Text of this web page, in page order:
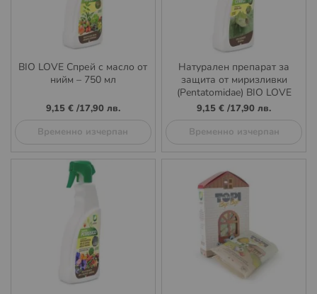
BIO LOVE Спрей с масло от
нийм – 750 мл
9,15 €/17,90 лв.
Временно изчерпан
Натурален препарат за
защита от миризливки
(Pentatomidae) BIO LOVE
750 мл
9,15 € /17,90 лв.
Временно изчерпан